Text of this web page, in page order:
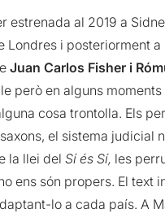
estrenada al 2019 a
Londres i posteriorment a
Juan Carlos Fisher i
però en alguns moments
cosa trontolla. Els
el sistema judicial
la llei delSí és Sí, les
ens són propers. El text
lo a cada país. A